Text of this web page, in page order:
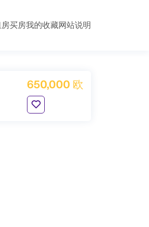
买房我的收藏网站说明
650,000 欧